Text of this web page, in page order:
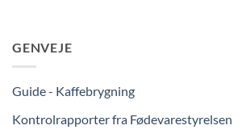
GENVEJE
Guide - Kaffebrygning
Kontrolrapporter fra Fødevarestyrelsen